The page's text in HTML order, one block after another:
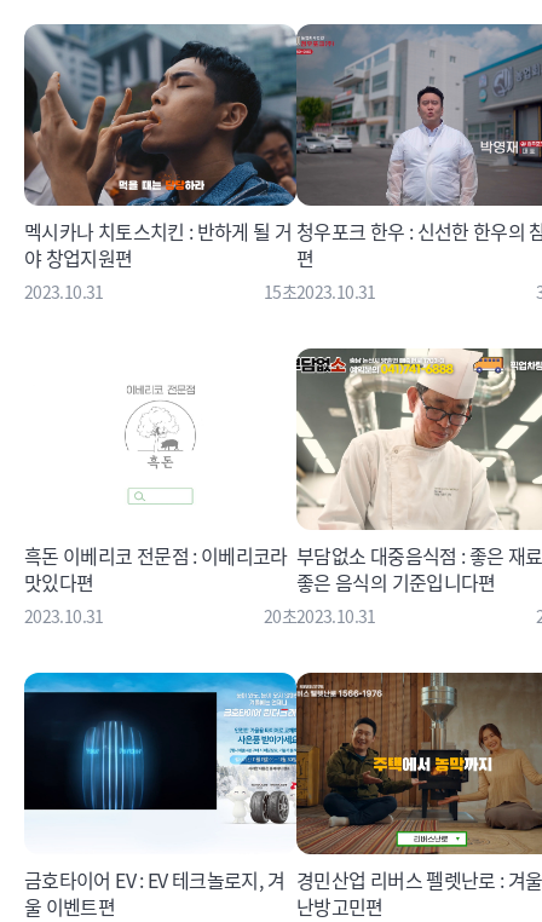
멕시카나 치토스치킨 : 반하게 될 거
야 창업지원편
2023.10.31 15초
청우포크 한우 : 신선한 한우의
편
2023.10.31
흑돈 이베리코 전문점 : 이베리코라
맛있다편
2023.10.31 20초
부담없소 대중음식점 : 좋은 재
좋은 음식의 기준입니다편
2023.10.31
금호타이어 EV : EV 테크놀로지, 겨
울 이벤트편
경민산업 리버스 펠렛난로 : 겨
난방고민편